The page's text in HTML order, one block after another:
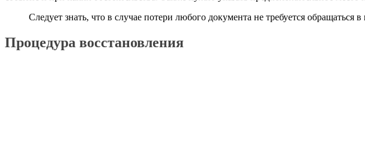
Следует знать, что в случае потери любого документа не требуется
Процедура восстановления